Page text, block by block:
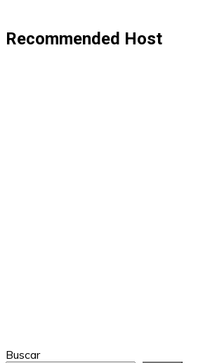
Recommended Host
Buscar